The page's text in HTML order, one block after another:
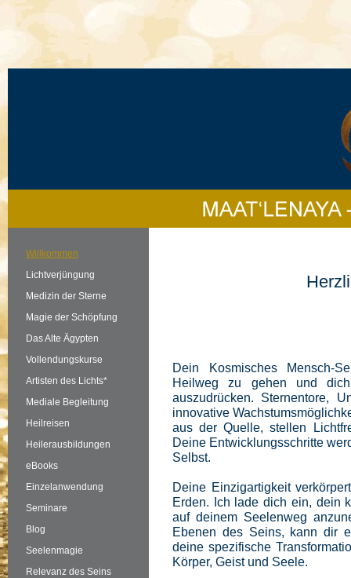
Willkommen
Lichtverjüngung
Medizin der Sterne
Magie der Schöpfung
Das Alte Ägypten
Vollendungskurse
Artisten des Lichts*
Mediale Begleitung
Heilreisen
Heilerausbildungen
eBooks
Einzelanwendung
Seminare
Blog
Seelenmagie
Relevanz des Seins
Dein Kosmisches Mensch-
Heilweg zu gehen und
auszudrücken. Sternentore,
innovative
aus der Quelle, stellen
Deine Entwicklungsschritte
Selbst.
Deine Einzigartigkeit
Erden. Ich lade dich ein, dein
auf deinem Seelenweg
Ebenen des Seins, kann dir
deine spezifische
Körper, Geist und Seele.